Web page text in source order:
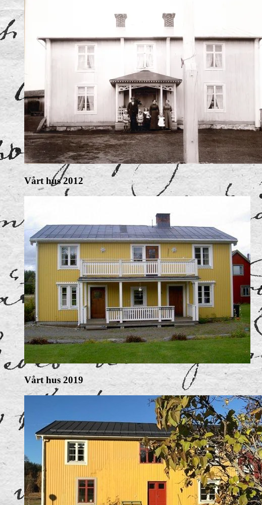
Vårt hus 2012
Vårt hus 2019